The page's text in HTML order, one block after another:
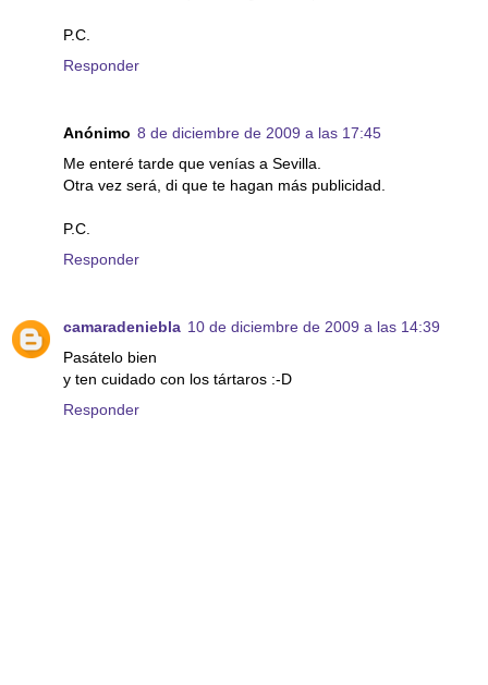
P.C.
Responder
Anónimo 8 de diciembre de 2009 a las 17:45
Me enteré tarde que venías a Sevilla.
Otra vez será, di que te hagan más publicidad.
P.C.
Responder
camaradeniebla 10 de diciembre de 2009 a las 14:39
Pasátelo bien
y ten cuidado con los tártaros :-D
Responder